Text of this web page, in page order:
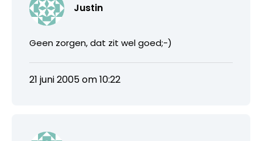
Justin
Geen zorgen, dat zit wel goed;-)
21 juni 2005 om 10:22